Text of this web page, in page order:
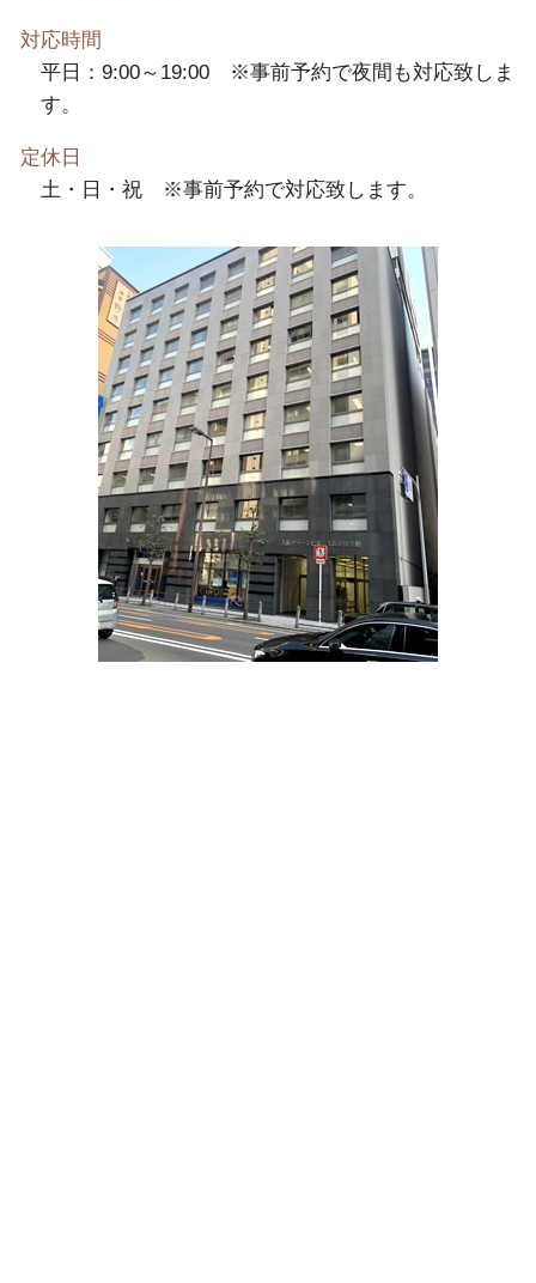
対応時間
平日：9:00～19:00 ※事前予約で夜間も対応致しま
す。
定休日
土・日・祝 ※事前予約で対応致します。